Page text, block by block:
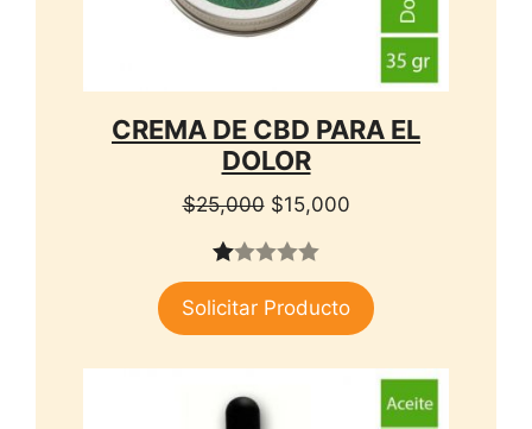
CREMA DE CBD PARA EL
DOLOR
$25,000 El
original
$25,000.
$15,000El
es:
$15,000.
1.
00
Solicitar Producto